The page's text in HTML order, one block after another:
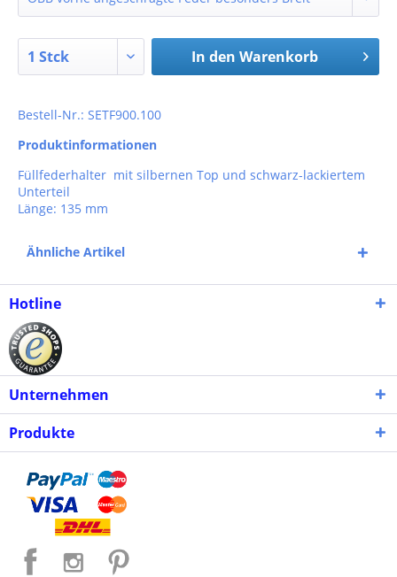
In den Warenkorb
Bestell-Nr.: SETF900.100
Produktinformationen
Füllfederhalter mit silbernen Top und schwarz-lackiertem
Unterteil
Länge: 135 mm
Ähnliche Artikel
Hotline
Unternehmen
Produkte